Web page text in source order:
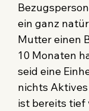
ein ganz
Mutter einen
10 Monaten
seid eine
nichts
ist bereits tief